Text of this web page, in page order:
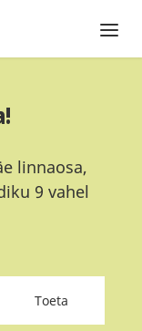
linnaosa,
9 vahel
Toeta